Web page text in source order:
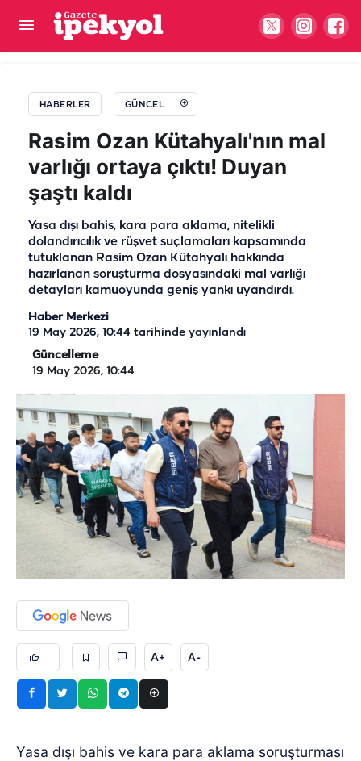
HABERLER GÜNCEL
Rasim Ozan Kütahyalı'nın mal
varlığı ortaya çıktı! Duyan
şaştı kaldı
Yasa dışı bahis, kara para aklama, nitelikli
dolandırıcılık ve rüşvet suçlamaları kapsamında
tutuklanan Rasim Ozan Kütahyalı hakkında
hazırlanan soruşturma dosyasındaki mal varlığı
detayları kamuoyunda geniş yankı uyandırdı.
Haber Merkezi
19 May 2026, 10:44 tarihinde yayınlandı
Güncelleme
19 May 2026, 10:44
A+ A-
Yasa dışı bahis ve kara para aklama soruşturması
Haliliye'de bozulan yollar baştan sona